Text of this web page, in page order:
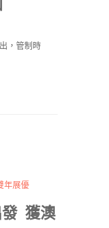
，管制時
發 獲澳